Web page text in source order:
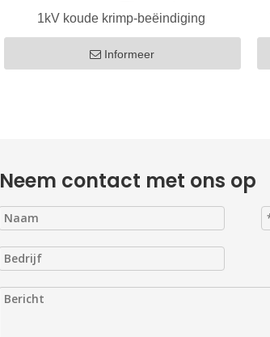
1kV koude krimp-beëindiging
Informeer
Neem contact met ons op